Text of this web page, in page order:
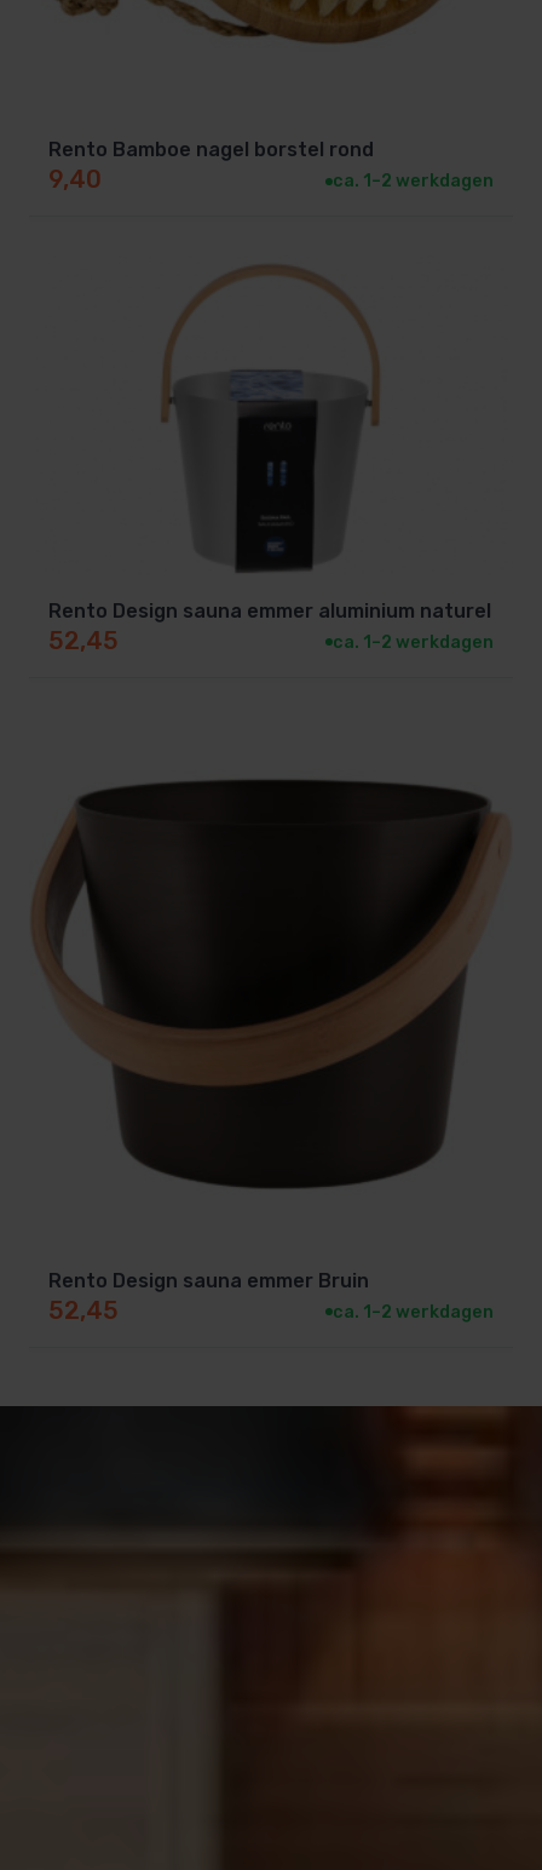
Rento Bamboe nagel borstel rond
9,40 ca. 1–2 werkdagen
Rento Design sauna emmer aluminium naturel
52,45 ca. 1–2 werkdagen
Rento Design sauna emmer Bruin
52,45 ca. 1–2 werkdagen